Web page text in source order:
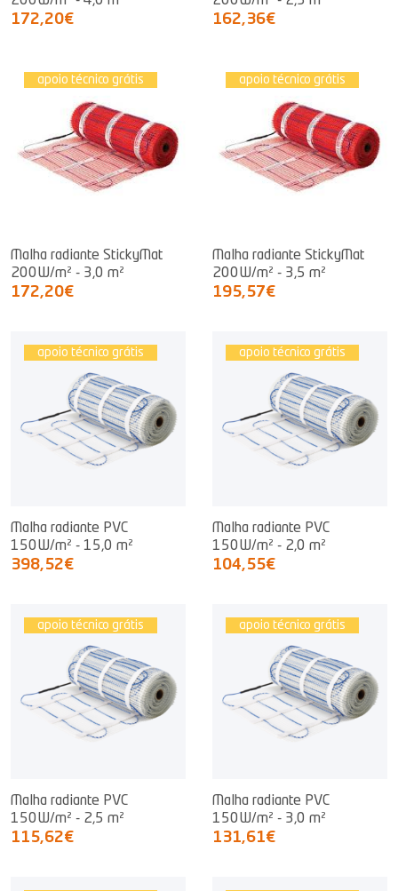
172,20€ 162,36€
apoio técnico grátis
Malha radiante StickyMat
200W/m² - 3,0 m²
172,20€
apoio técnico grátis
Malha radiante StickyMat
200W/m² - 3,5 m²
195,57€
apoio técnico grátis
Malha radiante PVC
150W/m² - 15,0 m²
398,52€
apoio técnico grátis
Malha radiante PVC
150W/m² - 2,0 m²
104,55€
apoio técnico grátis
Malha radiante PVC
150W/m² - 2,5 m²
115,62€
apoio técnico grátis
Malha radiante PVC
150W/m² - 3,0 m²
131,61€